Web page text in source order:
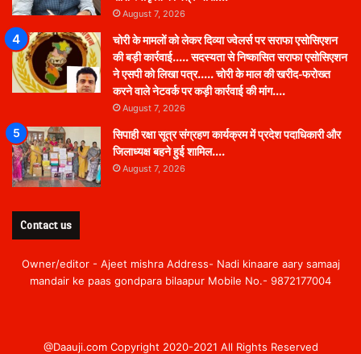
August 7, 2026
चोरी के मामलों को लेकर दिव्या ज्वेलर्स पर सराफा एसोसिएशन
की बड़ी कार्रवाई….. सदस्यता से निष्कासित सराफा एसोसिएशन
ने एसपी को लिखा पत्र….. चोरी के माल की खरीद-फरोख्त
करने वाले नेटवर्क पर कड़ी कार्रवाई की मांग….
August 7, 2026
सिपाही रक्षा सूत्र संग्रहण कार्यक्रम में प्रदेश पदाधिकारी और
जिलाध्यक्ष बहने हुई शामिल….
August 7, 2026
Contact us
Owner/editor - Ajeet mishra Address- Nadi kinaare aary samaaj
mandair ke paas gondpara bilaapur Mobile No.- 9872177004
@Daauji.com Copyright 2020-2021 All Rights Reserved